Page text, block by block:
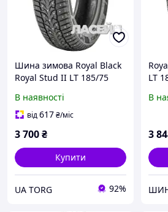
Шина зимова Royal Black
Royal Stud II LT 185/75
В наявності
від617₴/міс
3 700₴
Купити
UA TORG 92%
LT
В
3